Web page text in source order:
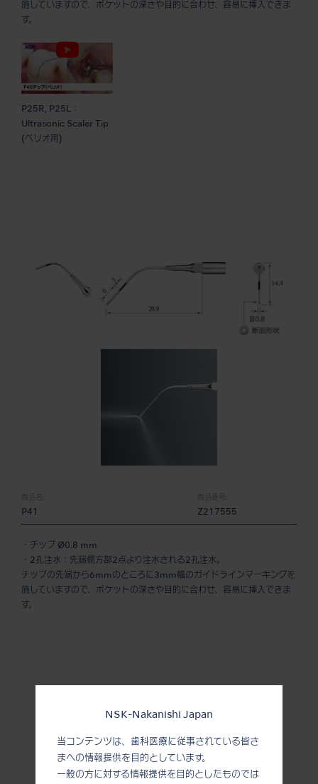
NSK-Nakanishi Japan
当コンテンツは、歯科医療に従事されている皆さ
まへの情報提供を目的としています。
一般の方に対する情報提供を目的としたものでは
施していますので、ポケットの深さや目的に合わせ、容易に挿入できま
す。
P25R, P25L：
Ultrasonic Scaler Tip
(ペリオ用)
製品名:
P41
製品番号:
Z217555
・チップ Ø0.8 mm
・2孔注水：先端側方部2点より注水される2孔注水。
チップの先端から6mmのところに3mm幅のガイドラインマーキングを
施していますので、ポケットの深さや目的に合わせ、容易に挿入できま
す。